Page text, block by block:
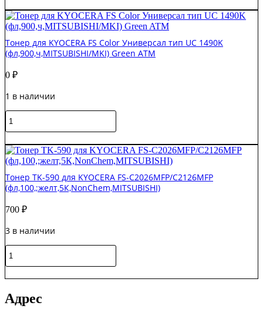
/
P5021cdn/
/
P5026cdn
C,
г,
банка
(Gold
ATM)
TK-
5230/
ТК-5220/
ТК-5240
Универсал
ED-
(VF-
для
Kyocera
ECOSYS
M552
P5021cdn/
M5526cdw,
P5026cdn
Black,
70
г,
банка
(Gold
Тонер для KYOCERA FS Color Универсал тип UC 1490K
(фл,900,ч,MITSUBISHI/MKI) Green ATM
0 ₽
1 в наличии
Количество
товара
для
KYOCERA
FS
Color
Универсал
UC
(фл,900,ч,MITSUBISHI/MKI)
ATM
Тонер TK-590 для KYOCERA FS-C2026MFP/C2126MFP
(фл,100,;желт,5К,NonChem,MITSUBISHI)
700 ₽
3 в наличии
Количество
товара
TK-
590
для
Адрес